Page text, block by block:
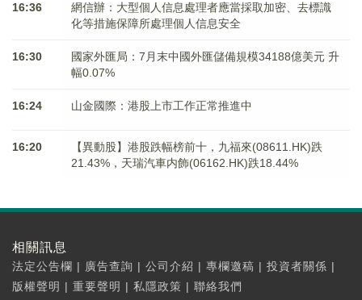
16:36
網信辦：大型個人信息處理者應當採取加密、去標識
化等措施保障所處理個人信息安全
16:30
國家外匯局：7月末中國外匯儲備規模34188億美元 升
幅0.07%
16:24 山金國際：港股上市工作正常推進中
16:20
【異動股】港股跌幅榜前十，九福來(08611.HK)跌
21.43%，天瑞汽車内飾(06162.HK)跌18.44%
相關訊息
法定公告欄 | 廣告查詢 | 公司介紹 | 專欄邀稿 | 投資者關係 |
版權聲明 | 重要聲明 | 私隱政策 | 聯絡我們